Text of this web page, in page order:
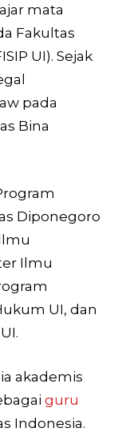
mata
Fakultas
UI). Sejak
pada
Bina
Diponegoro
Ilmu
UI, dan
akademis
guru
Indonesia.